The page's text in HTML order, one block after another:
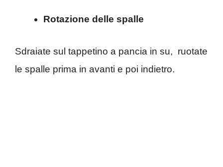
Rotazione delle spalle
Sdraiate sul tappetino a pancia in su, ruotate
le spalle prima in avanti e poi indietro.